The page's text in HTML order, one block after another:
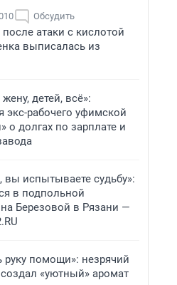
Обсудить
атаки с кислотой
выписалась из
детей, всё»:
экс-рабочего уфимской
о долгах по зарплате и
вы испытываете судьбу»:
в подпольной
Березовой в Рязани —
руку помощи»: незрячий
«уютный» аромат